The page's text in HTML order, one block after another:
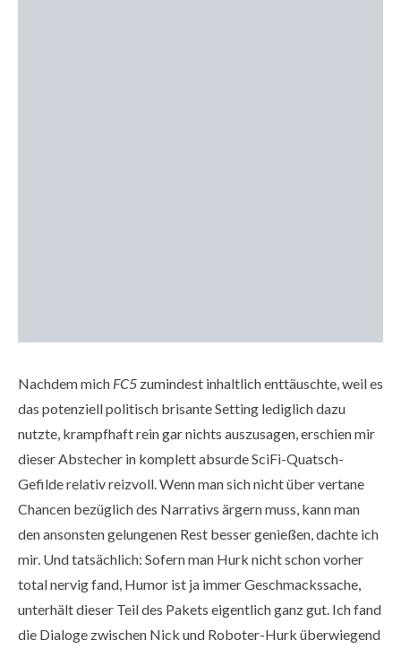
Nachdem mich FC5 zumindest inhaltlich enttäuschte, weil es
das potenziell politisch brisante Setting lediglich dazu
nutzte, krampfhaft rein gar nichts auszusagen, erschien mir
dieser Abstecher in komplett absurde SciFi-Quatsch-
Gefilde relativ reizvoll. Wenn man sich nicht über vertane
Chancen bezüglich des Narrativs ärgern muss, kann man
den ansonsten gelungenen Rest besser genießen, dachte ich
mir. Und tatsächlich: Sofern man Hurk nicht schon vorher
total nervig fand, Humor ist ja immer Geschmackssache,
unterhält dieser Teil des Pakets eigentlich ganz gut. Ich fand
die Dialoge zwischen Nick und Roboter-Hurk überwiegend